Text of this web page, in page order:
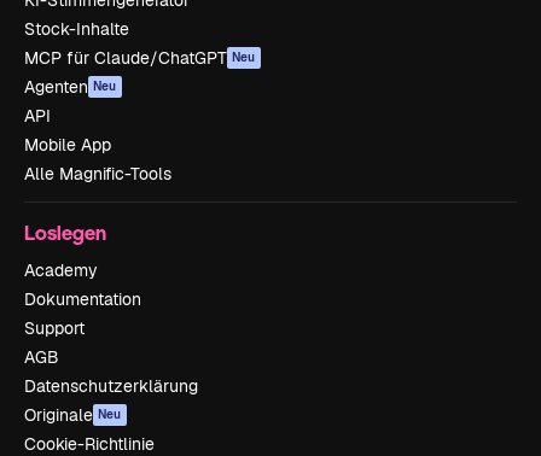
Stock-Inhalte
MCP für Claude/ChatGPT Neu
Agenten Neu
API
Mobile App
Alle Magnific-Tools
Loslegen
Academy
Dokumentation
Support
AGB
Datenschutzerklärung
Originale Neu
Cookie-Richtlinie